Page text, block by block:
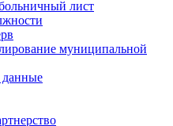
лист
муниципальной
данные